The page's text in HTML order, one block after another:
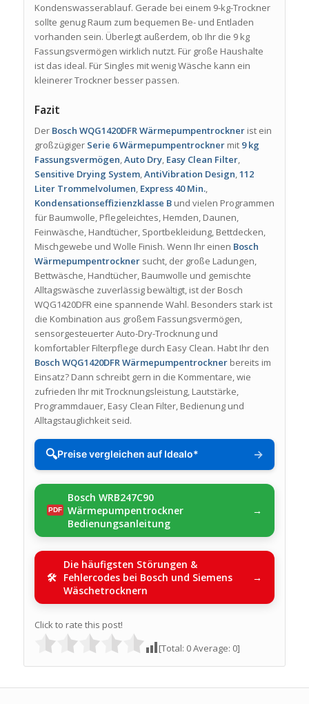
Kondenswasserablauf. Gerade bei einem 9-kg-Trockner
sollte genug Raum zum bequemen Be- und Entladen
vorhanden sein. Überlegt außerdem, ob Ihr die 9 kg
Fassungsvermögen wirklich nutzt. Für große Haushalte
ist das ideal. Für Singles mit wenig Wäsche kann ein
kleinerer Trockner besser passen.
Fazit
Der Bosch WQG1420DFR Wärmepumpentrocknerist ein
großzügiger Serie 6 Wärmepumpentrocknermit 9 kg
Fassungsvermögen,Auto Dry, Easy Clean Filter,
Sensitive Drying System,AntiVibration Design,112
Liter Trommelvolumen, Express 40 Min.,
Kondensationseffizienzklasse Bund vielen Programmen
für Baumwolle, Pflegeleichtes, Hemden, Daunen,
Feinwäsche, Handtücher, Sportbekleidung, Bettdecken,
Mischgewebe und Wolle Finish. Wenn Ihr einen Bosch
Wärmepumpentrocknersucht, der große Ladungen,
Bettwäsche, Handtücher, Baumwolle und gemischte
Alltagswäsche zuverlässig bewältigt, ist der Bosch
WQG1420DFR eine spannende Wahl. Besonders stark ist
die Kombination aus großem Fassungsvermögen,
sensorgesteuerter Auto-Dry-Trocknung und
komfortabler Filterpflege durch Easy Clean. Habt Ihr den
Bosch WQG1420DFR Wärmepumpentrocknerbereits im
Einsatz? Dann schreibt gern in die Kommentare, wie
zufrieden Ihr mit Trocknungsleistung, Lautstärke,
Programmdauer, Easy Clean Filter, Bedienung und
Alltagstauglichkeit seid.
🔍Preise vergleichen auf Idealo* →
Bosch WRB247C90
Wärmepumpentrockner
Bedienungsanleitung
Die häufigsten Störungen &
Fehlercodes bei Bosch und Siemens
Wäschetrocknern
Click to rate this post!
[Total: 0Average: 0]